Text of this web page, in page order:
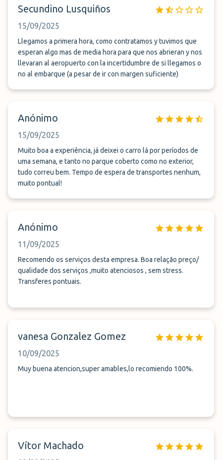
Secundino Lusquiños
15/09/2025
Llegamos a primera hora, como contratamos y tuvimos que
esperan algo mas de media hora para que nos abrieran y nos
llevaran al aeropuerto con la incertidumbre de si llegamos o
no al embarque (a pesar de ir con margen suficiente)
Anónimo
15/09/2025
Muito boa a experiência, já deixei o carro lá por períodos de
uma semana, e tanto no parque coberto como no exterior,
tudo correu bem. Tempo de espera de transportes nenhum,
muito pontual!
Anónimo
11/09/2025
Recomendo os serviços desta empresa. Boa relação preço/
qualidade dos serviços ,muito atenciosos , sem stress.
Transferes pontuais.
vanesa Gonzalez Gomez
10/09/2025
Muy buena atencion,super amables,lo recomiendo 100%.
Vítor Machado